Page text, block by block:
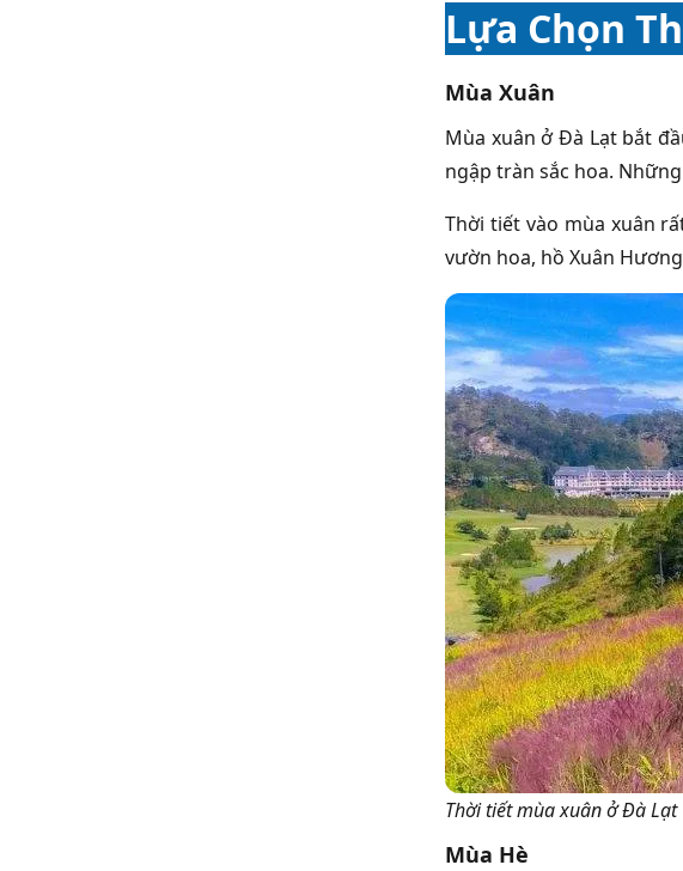
Lựa Chọn
Mùa Xuân
Mùa xuân ở Đà Lạt bắt
ngập tràn sắc hoa.
Thời tiết vào mùa xuân
vườn hoa, hồ Xuân
Thời tiết mùa xuân ở Đà Lạt
Mùa Hè